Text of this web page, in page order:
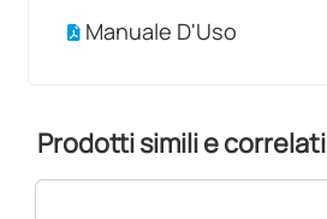
Manuale D'Uso
Prodotti simili e correlati